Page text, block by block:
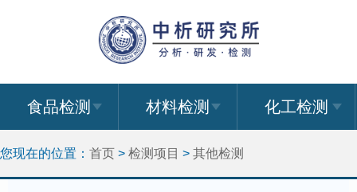
食品检测 材料检测 化工检测
您现在的位置： 首页 > 检测项目 > 其他检测